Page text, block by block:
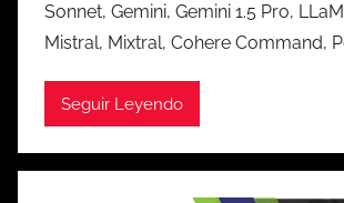
Sonnet, Gemini, Gemini 1.5 Pro,
Mistral, Mixtral, Cohere Command,
Seguir Leyendo